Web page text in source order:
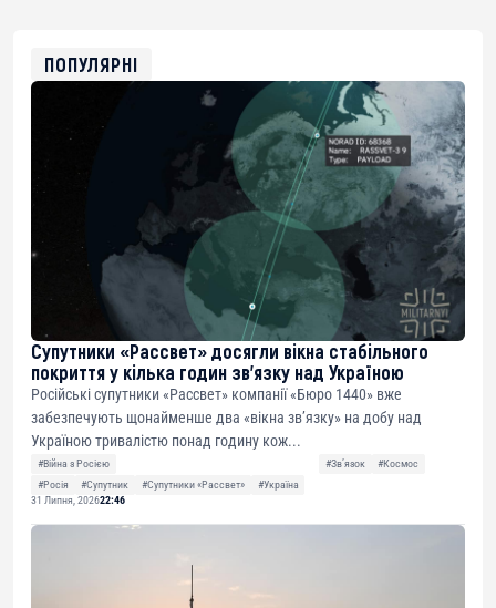
0xfD02863D3289416fcF50975c9DFda13623f97758
ПОПУЛЯРНІ
Супутники «Рассвет» досягли вікна стабільного
покриття у кілька годин зв’язку над Україною
Російські супутники «Рассвет» компанії «Бюро 1440» вже
забезпечують щонайменше два «вікна зв’язку» на добу над
Україною тривалістю понад годину кож...
#Війна з Росією #Звʼязок
#Космос
#Росія
#Супутник #Супутники «Рассвет»
#Україна
31 Липня, 202622:46